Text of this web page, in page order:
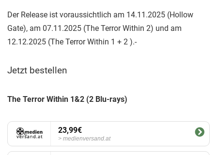
Der Release ist voraussichtlich am 14.11.2025 (Hollow
Gate), am 07.11.2025 (The Terror Within 2) und am
12.12.2025 (The Terror Within 1 + 2 ).-
Jetzt bestellen
The Terror Within 1&2 (2 Blu-rays)
23,99€
medienversand.at